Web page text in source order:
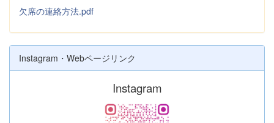
欠席の連絡方法.pdf
Instagram・Webページリンク
Instagram